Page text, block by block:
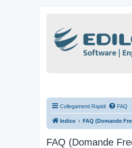
Collegamenti Rapidi FAQ
Indice FAQ (Domande
FAQ (Domande